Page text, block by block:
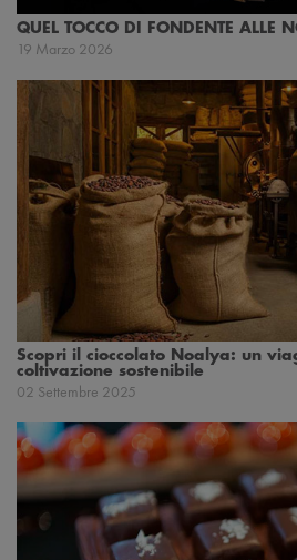
QUEL TOCCO DI FONDENTE ALLE
19 Marzo 2026
Scopri il cioccolato Noalya: un
coltivazione sostenibile
02 Settembre 2025